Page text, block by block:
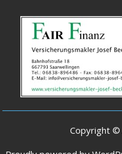
Copyright ©